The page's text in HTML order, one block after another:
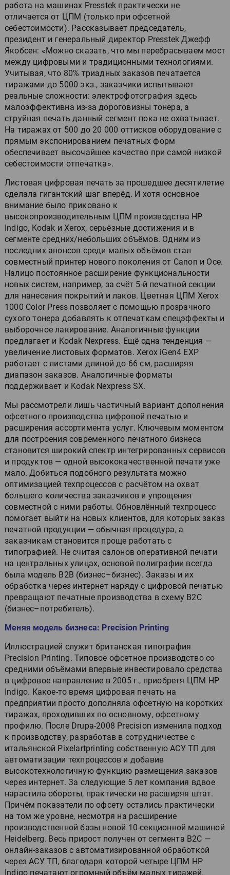
работа на машинах Presstek практически не
отличается от ЦПМ (только при офсетной
себестоимости). Рассказывает председатель,
президент и генеральный директор Presstek Джефф
Якобсен: «Можно сказать, что мы перебрасываем мост
между цифровыми и традиционными технологиями.
Учитывая, что 80% триадных заказов печатается
тиражами до 5000 экз., заказчики испытывают
реальные сложности: электрофотография здесь
малоэффективна из-за дороговизны тонера, а
струйная печать данный сегмент пока не охватывает.
На тиражах от 500 до 20 000 оттисков оборудование с
прямым экспонированием печатных форм
обеспечивает высочайшее качество при самой низкой
себестоимости отпечатка».
Листовая цифровая печать за прошедшее десятилетие
сделала гигантский шаг вперёд. И хотя основное
внимание было приковано к
высокопроизводительным ЦПМ производства HP
Indigo, Kodak и Xerox, серьёзные достижения и в
сегменте средних/небольших объёмов. Одним из
последних анонсов среди малых объёмов стал
совместный принтер нового поколения от Canon и Oce.
Налицо постоянное расширение функциональности
новых систем, например, за счёт 5-й печатной секции
для нанесения покрытий и лаков. Цветная ЦПМ Xerox
1000 Color Press позволяет с помощью прозрачного
сухого тонера добавлять к отпечаткам спецэффекты и
выборочное лакирование. Аналогичные функции
предлагает и Kodak Nexpress. Ещё одна тенденция —
увеличение листовых форматов. Xerox iGen4 EXP
работает с листами длиной до 66 см, расширяя
диапазон заказов. Аналогичные форматы
поддерживает и Kodak Nexpress SX.
Мы рассмотрели лишь частичный вариант дополнения
офсетного производства цифровой печатью и
расширения ассортимента услуг. Ключевым моментом
для построения современного печатного бизнеса
становится широкий спектр интегрированных сервисов
и продуктов — одной высококачественной печати уже
мало. Добиться подобного результата можно
оптимизацией техпроцессов с расчётом на охват
большего количества заказчиков и упрощения
совместной с ними работы. Обновлённый техпроцесс
помогает выйти на новых клиентов, для которых заказ
печатной продукции — обычная процедура, а
заказчикам становится проще работать с
типографией. Не считая салонов оперативной печати
на центральных улицах, основой полиграфии всегда
была модель B2B (бизнес–бизнес). Заказы и их
обработка через интернет наряду с цифровой печатью
превращают печатные производства в схему B2C
(бизнес–потребитель).
Меняя модель бизнеса: Precision Printing
Иллюстрацией служит британская типография
Precision Printing. Типовое офсетное производство со
средними объёмами впервые инвестировало средства
в цифровое направление в 2005 г., приобретя ЦПМ HP
Indigo. Какое-то время цифровая печать на
предприятии просто дополняла офсетную на коротких
тиражах, проходивших по основному, офсетному
профилю. После Drupa-2008 Precision изменила подход
к производству, разработав в сотрудничестве с
итальянской Pixelartprinting собственную АСУ ТП для
автоматизации техпроцессов и добавив
высокотехнологичную функцию размещения заказов
через интернет. За следующие 5 лет компания вдвое
нарастила обороты, практически не расширяя штат.
Причём показатели по офсету остались практически
на том же уровне, несмотря на расширение
производственной базы новой 10-секционной машиной
Heidelberg. Весь прирост получен от сегмента B2C —
онлайн-заказов с автоматизированной обработкой
через АСУ ТП, благодаря которой четыре ЦПМ HP
Indigo печатают огромный объём малых тиражей.